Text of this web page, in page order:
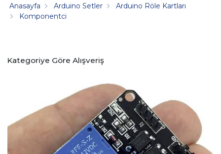
Anasayfa Arduino Setler
Arduino Röle Kartları
Komponentci
Kategoriye Göre Alışveriş